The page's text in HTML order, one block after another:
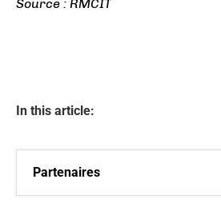
Source : RMCIT
In this article:
Partenaires